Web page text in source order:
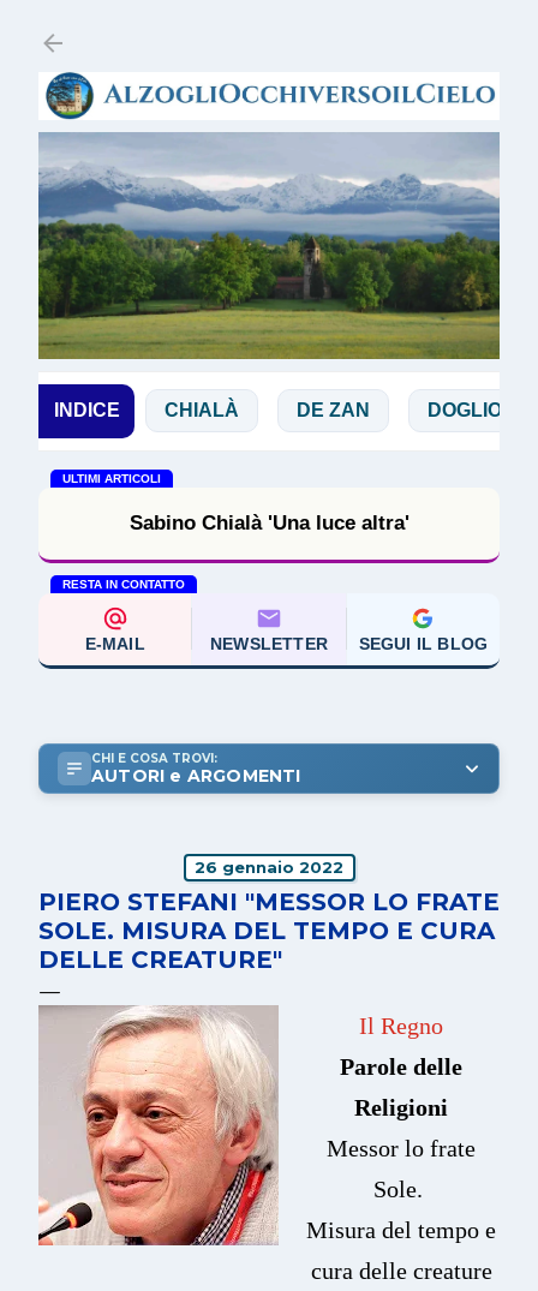
INDICECHIALÀ DE ZAN DOGLIO
ULTIMI ARTICOLI
Sabino Chialà 'Una luce altra'
RESTA IN CONTATTO
E-MAIL NEWSLETTER SEGUI IL BLOG
CHI E COSA TROVI:
AUTORI e ARGOMENTI
26 gennaio 2022
PIERO STEFANI "MESSOR LO FRATE
SOLE. MISURA DEL TEMPO E CURA
DELLE CREATURE"
Il Regno
Parole delle
Religioni
Messor lo frate
Sole.
Misura del tempo e
cura delle creature